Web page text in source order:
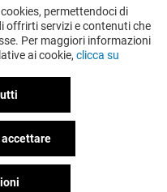
permettendoci di
offrirti servizi e contenuti che
Per maggiori informazioni
ai cookie, clicca su
accettare